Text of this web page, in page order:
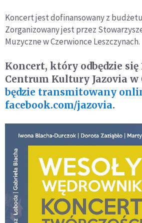
Koncert jest dofinansowany z
Zorganizowany jest przez
Muzyczne w Czerwionce Leszczynach.
Koncert, który odbędzie się
Centrum Kultury Jazovia w
będzie transmitowany
facebook.com/jazovia.